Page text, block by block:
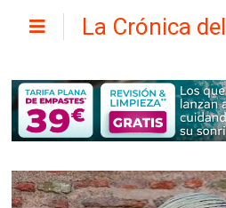
La Crónica del